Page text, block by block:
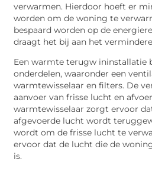
verwarmen. Hierdoor hoeft er
worden om de woning te
bespaard worden op de
draagt het bij aan het
Een warmte terugw ininstallatie
onderdelen, waaronder een
warmtewisselaar en filters. De
aanvoer van frisse lucht en
warmtewisselaar zorgt ervoor
afgevoerde lucht wordt
wordt om de frisse lucht te
ervoor dat de lucht die de
is.